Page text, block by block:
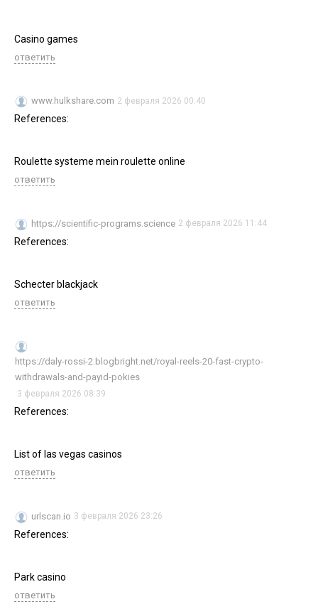
Casino games
ответить
www.hulkshare.com 2 февраля 2026 00:40
References:
Roulette systeme mein roulette online
ответить
https://scientific-programs.science 2 февраля 2026 11:44
References:
Schecter blackjack
ответить
https://daly-rossi-2.blogbright.net/royal-reels-20-fast-crypto-
withdrawals-and-payid-pokies
3 февраля 2026 08:39
References:
List of las vegas casinos
ответить
urlscan.io 3 февраля 2026 23:26
References:
Park casino
ответить